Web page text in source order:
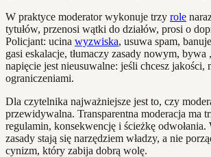
W praktyce moderator wykonuje trzy role
tytułów, przenosi wątki do działów, prosi o
Policjant: ucina wyzwiska, usuwa spam,
gasi eskalacje, tłumaczy zasady nowym, bywa
napięcie jest nieusuwalne: jeśli chcesz jakości,
ograniczeniami.
Dla czytelnika najważniejsze jest to, czy
przewidywalna. Transparentna moderacja ma
regulamin, konsekwencję i ścieżkę
zasady stają się narzędziem władzy, a nie
cynizm, który zabija dobrą wolę.